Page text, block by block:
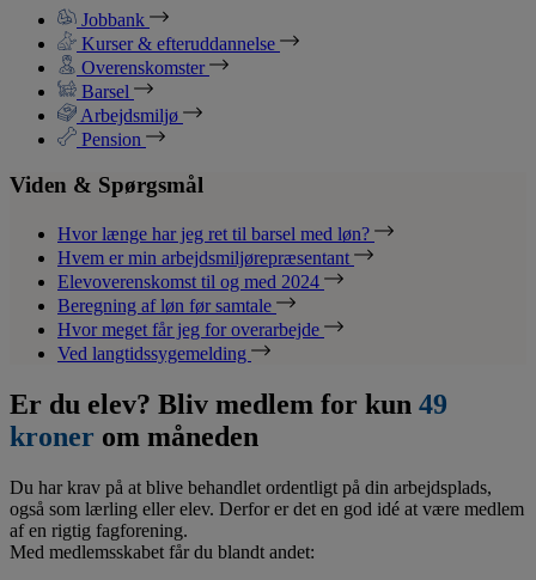
Jobbank
Kurser & efteruddannelse
Overenskomster
Barsel
Arbejdsmiljø
Pension
Viden & Spørgsmål
Hvor længe har jeg ret til barsel med løn?
Hvem er min arbejdsmiljørepræsentant
Elevoverenskomst til og med 2024
Beregning af løn før samtale
Hvor meget får jeg for overarbejde
Ved langtidssygemelding
Er du elev? Bliv medlem for kun 49
kroner om måneden
Du har krav på at blive behandlet ordentligt på din arbejdsplads,
også som lærling eller elev. Derfor er det en god idé at være medlem
af en rigtig fagforening.
Med medlemsskabet får du blandt andet: